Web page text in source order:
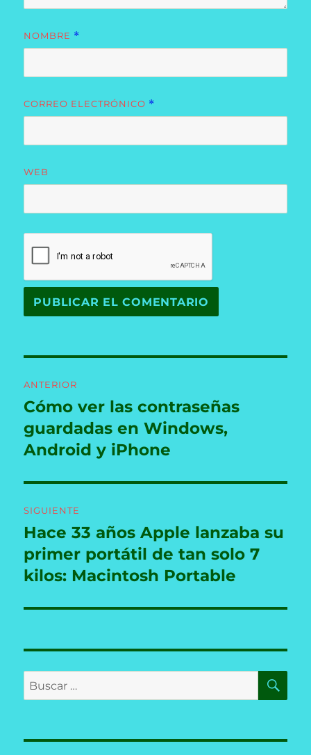
NOMBRE *
CORREO ELECTRÓNICO *
WEB
de
entradas
ANTERIOR
Entrada
anterior:
Cómo ver las contraseñas
guardadas en Windows,
Android y iPhone
SIGUIENTE
Entrada
siguiente:
Hace 33 años Apple lanzaba su
primer portátil de tan solo 7
kilos: Macintosh Portable
Buscar
por: